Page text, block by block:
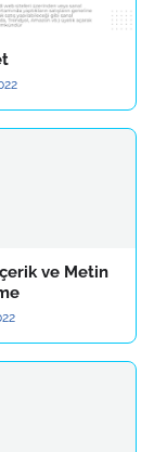
ve Metin